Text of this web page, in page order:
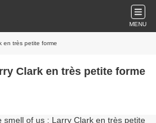
MENU
en très petite forme
Clark en très petite forme